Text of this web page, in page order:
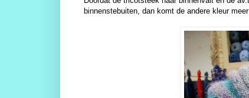
binnenstebuiten, dan komt de andere kleur